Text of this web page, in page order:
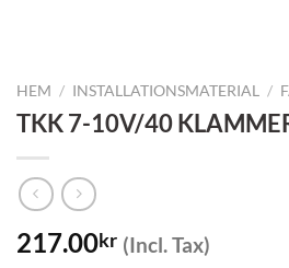
HEM / INSTALLATIONSMATERIAL /
TKK 7-10V/40
217.00kr (Incl. Tax)